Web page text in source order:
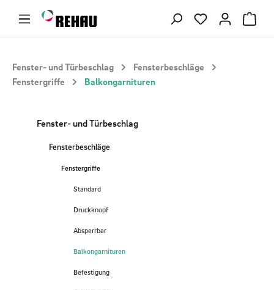
Zum Hauptinhalt springen Du hast 0
Fenster- und Türbeschlag
Fensterbeschläge
Fenstergriffe
Balkongarnituren
Fenster- und Türbeschlag
Fensterbeschläge
Fenstergriffe
Standard
Druckknopf
Absperrbar
Balkongarnituren
Befestigung